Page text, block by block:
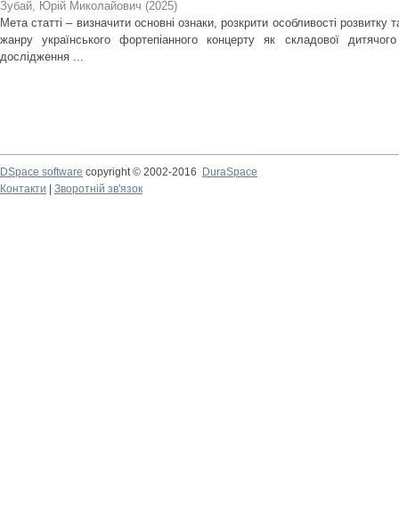
Зубай, Юрій Миколайович (2025)
Мета статті – визначити основні ознаки, розкрити особливості
жанру українського фортепіанного концерту як складової
дослідження ...
DSpace software copyright © 2002-2016
DuraSpace
Контакти
Зворотній зв'язок